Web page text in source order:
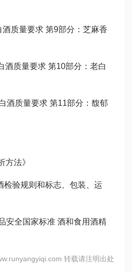
质量要求 第9部分：芝麻香
酒质量要求 第10部分：老白
酒质量要求 第11部分：馥郁
方法》
检验规则和标志、包装、运
安全国家标准 酒和食用酒精
转载请注明出处